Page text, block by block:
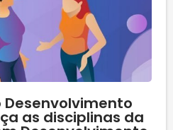
as disciplinas da